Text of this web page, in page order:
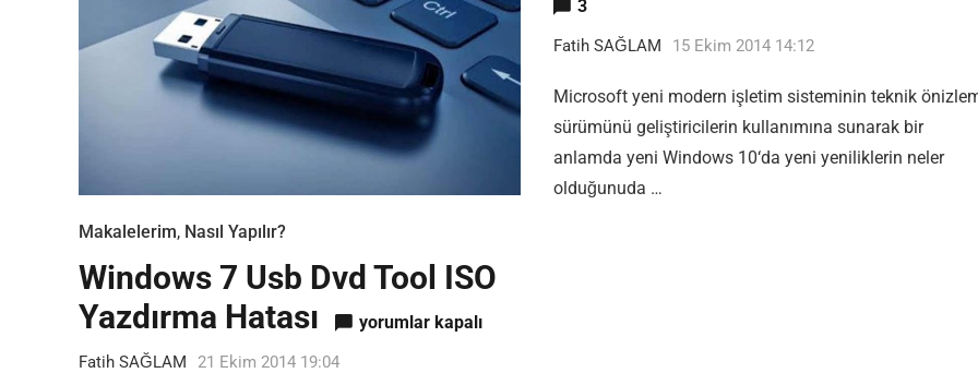
Makalelerim, Nasıl Yapılır?
Windows 7 Usb Dvd Tool ISO
Yazdırma Hatası
Windows 7 Usb Dvd Tool ISO Yazdırma Hatası için
yorumlar kapalı
Fatih SAĞLAM 21 Ekim 2014 19:04
3
Fatih SAĞLAM 15 Ekim 2014 14:12
Microsoft yeni modern işletim sisteminin teknik
sürümünü geliştiricilerin kullanımına sunarak bir
anlamda yeni Windows 10‘da yeni yeniliklerin neler
olduğunuda …